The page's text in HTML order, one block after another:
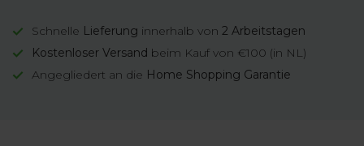
Schnelle Lieferung innerhalb von 2 Arbeitstagen
Kostenloser Versand beim Kauf von €100 (in NL)
Angegliedert an die Home Shopping Garantie